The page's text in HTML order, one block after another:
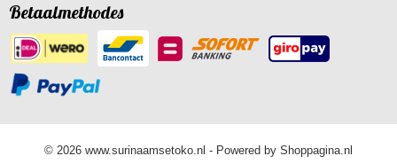
Betaalmethodes
© 2026 www.surinaamsetoko.nl - Powered by Shoppagina.nl